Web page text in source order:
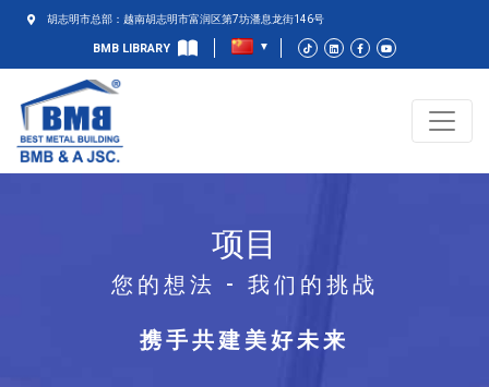
胡志明市总部：越南胡志明市富润区第7坊潘息龙街146号
BMB LIBRARY
项目
您的想法 - 我们的挑战
携手共建美好未来